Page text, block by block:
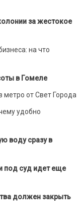
за жестокое
на что
в Гомеле
метро от Свет Города
удобно
воду сразу в
под суд идет еще
должен закрыть